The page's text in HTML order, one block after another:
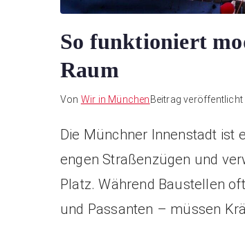
So funktioniert
Raum
Von Wir in München Beitrag veröffentlicht
Die Münchner Innenstadt ist
engen Straßenzügen und
Platz. Während Baustellen
und Passanten – müssen